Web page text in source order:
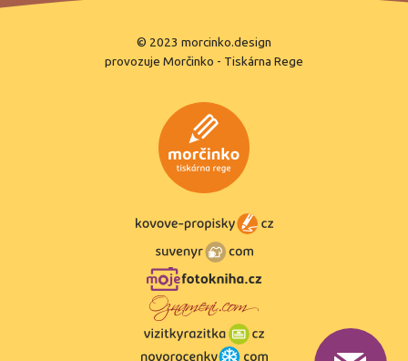
© 2023 morcinko.design
provozuje Morčinko - Tiskárna Rege